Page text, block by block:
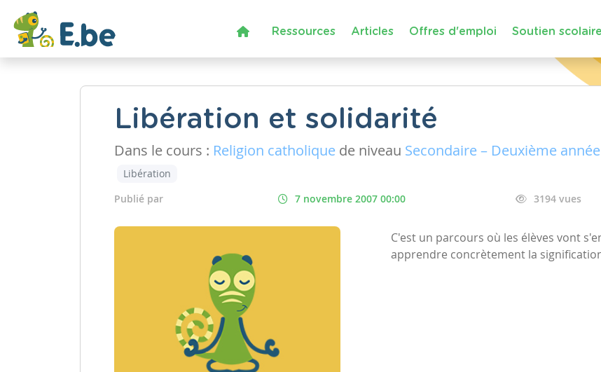
Ressources Articles Offres d'emploi Soutien scolaire
Libération et solidarité
Dans le cours : Religion catholique de niveau Secondaire – Deuxième année
Libération
Publié par
7 novembre 2007 00:00 3194 vues
C'est un parcours où les élèves vont
apprendre concrètement la